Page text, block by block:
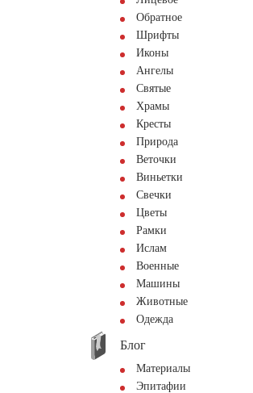
Обратное
Шрифты
Иконы
Ангелы
Святые
Храмы
Кресты
Природа
Веточки
Виньетки
Свечки
Цветы
Рамки
Ислам
Военные
Машины
Животные
Одежда
Блог
Материалы
Эпитафии